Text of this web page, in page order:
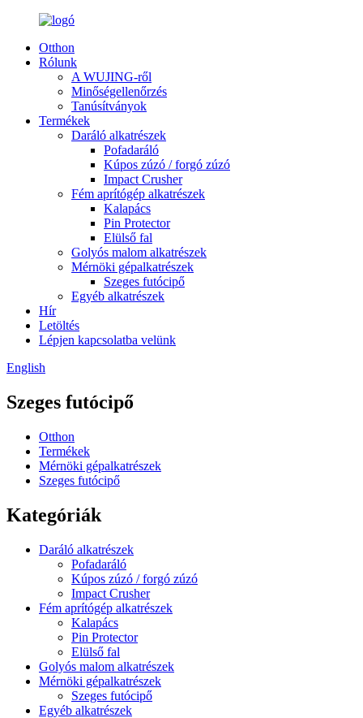
Otthon
Rólunk
A WUJING-ről
Minőségellenőrzés
Tanúsítványok
Termékek
Daráló alkatrészek
Pofadaráló
Kúpos zúzó / forgó zúzó
Impact Crusher
Fém aprítógép alkatrészek
Kalapács
Pin Protector
Elülső fal
Golyós malom alkatrészek
Mérnöki gépalkatrészek
Szeges futócipő
Egyéb alkatrészek
Hír
Letöltés
Lépjen kapcsolatba velünk
English
Szeges futócipő
Otthon
Termékek
Mérnöki gépalkatrészek
Szeges futócipő
Kategóriák
Daráló alkatrészek
Pofadaráló
Kúpos zúzó / forgó zúzó
Impact Crusher
Fém aprítógép alkatrészek
Kalapács
Pin Protector
Elülső fal
Golyós malom alkatrészek
Mérnöki gépalkatrészek
Szeges futócipő
Egyéb alkatrészek